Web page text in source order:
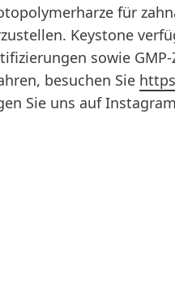
für
Keystone
sowie
besuchen Sie
Sie uns auf